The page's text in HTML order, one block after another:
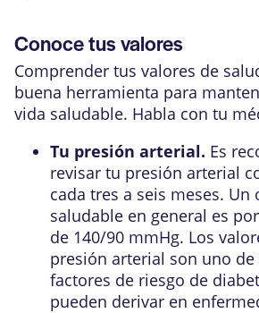
Conoce tus valores
Comprender tus valores de
buena herramienta para
vida saludable. Habla con tu
Tu presión arterial. Es
revisar tu presión arterial
cada tres a seis meses. Un
saludable en general es
de 140/90 mmHg. Los
presión arterial son uno
factores de riesgo de
pueden derivar en